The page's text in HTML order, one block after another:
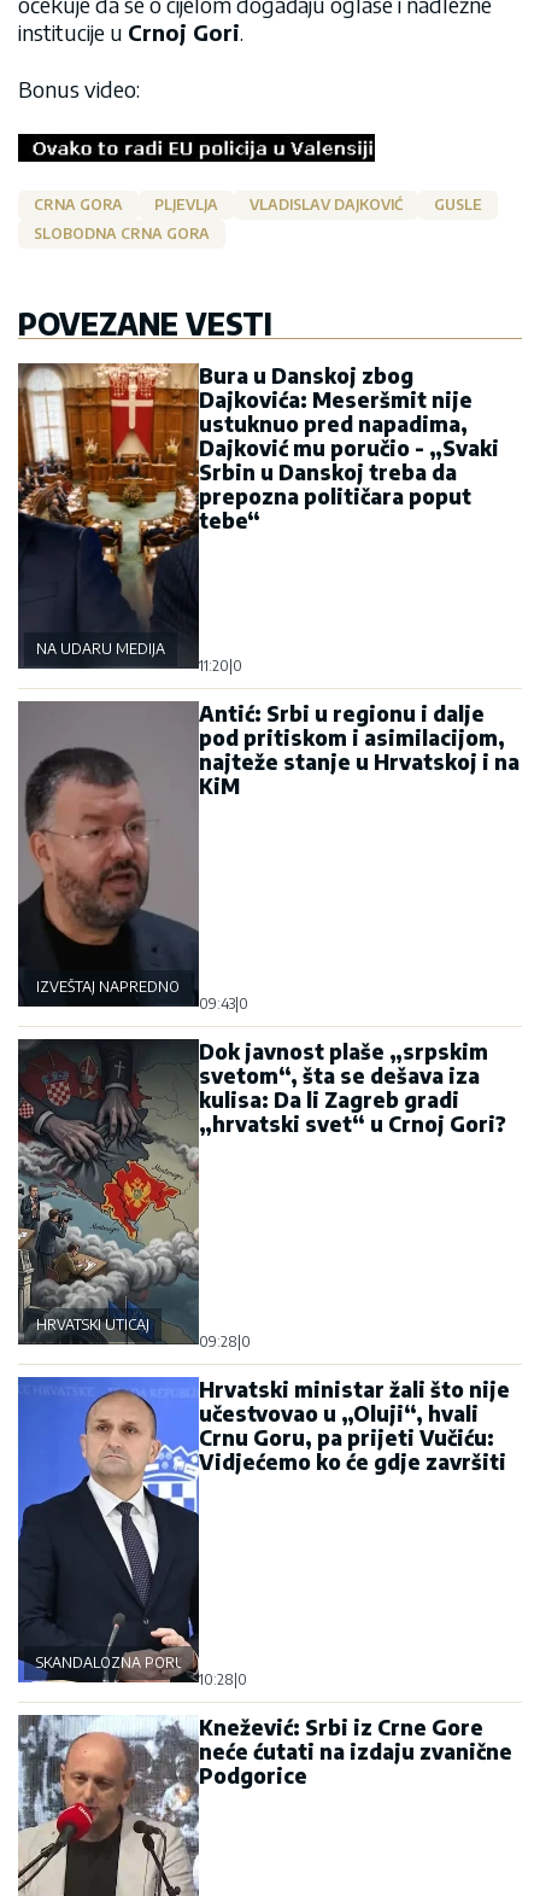
institucije u Crnoj Gori
Bonus video:
CRNA GORA PLJEVLJA VLADISLAV DAJKOVIĆ
GUSLE
SLOBODNA CRNA GORA
POVEZANE VESTI
NA UDARU MEDIJA
Bura u Danskoj zbog
Dajkovića: Meseršmit nije
ustuknuo pred napadima,
Dajković mu poručio - „Svaki
Srbin u Danskoj treba da
prepozna političara poput
tebe“
11:20 0
IZVEŠTAJ NAPREDNOG KLUBA
Antić: Srbi u regionu i dalje
pod pritiskom i asimilacijom,
najteže stanje u Hrvatskoj i na
KiM
09:43 0
HRVATSKI UTICAJ
Dok javnost plaše „srpskim
svetom“, šta se dešava iza
kulisa: Da li Zagreb gradi
„hrvatski svet“ u Crnoj Gori?
09:28 0
SKANDALOZNA PORUKA
Hrvatski ministar žali što nije
učestvovao u „Oluji“, hvali
Crnu Goru, pa prijeti Vučiću:
Vidjećemo ko će gdje završiti
10:28 0
Knežević: Srbi iz Crne Gore
neće ćutati na izdaju zvanične
Podgorice